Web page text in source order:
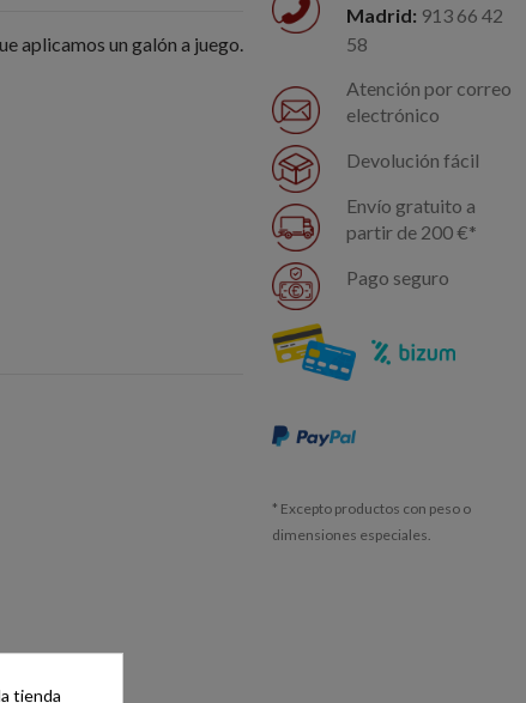
aplicamos un galón a juego.
Madrid: 913 66 42
58
Atención por correo
electrónico
Devolución fácil
Envío gratuito a
partir de 200 €*
Pago seguro
* Excepto productos con peso o
dimensiones especiales.
tienda